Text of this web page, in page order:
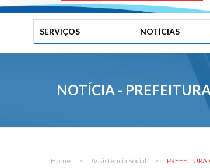
SERVIÇOS NOTÍCIAS
NOTÍCIA -
Home > Assistência Social > PREFEITURA